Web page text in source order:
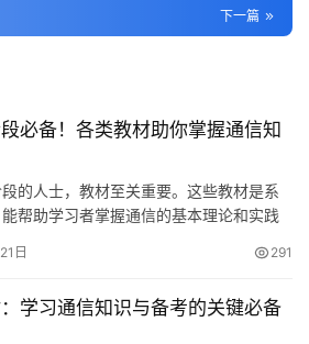
下一篇
必备！各类教材助你掌握通信知
的人士，教材至关重要。这些教材是系
帮助学习者掌握通信的基本理论和实践
日 291
学习通信知识与备考的关键必备